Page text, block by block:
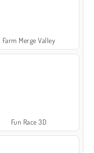
Farm Merge Valley
Fun Race 3D